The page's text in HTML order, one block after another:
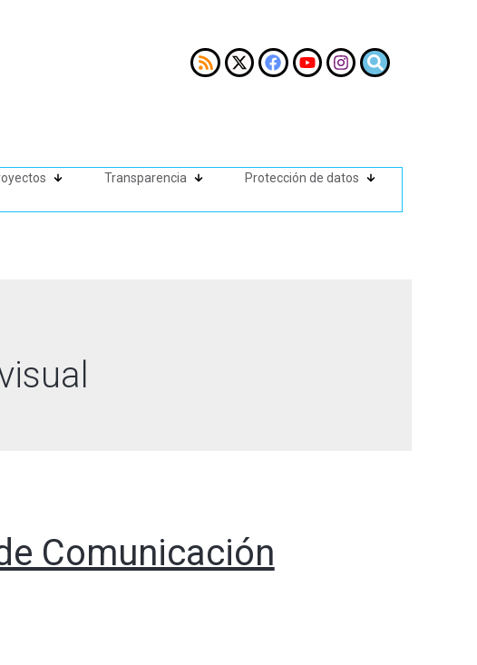
Transparencia Protección de datos
Comunicación